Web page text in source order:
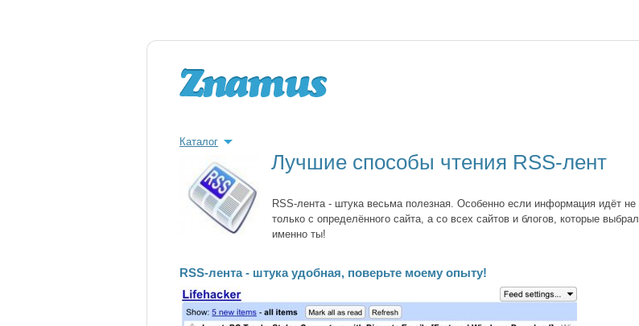
Каталог
Лучшие способы чтения RSS-лент
RSS-лента - штука весьма полезная. Особенно если информация идёт не
только с определённого сайта, а со всех сайтов и блогов, которые выбрал
именно ты!
RSS-лента - штука удобная, поверьте моему опыту!